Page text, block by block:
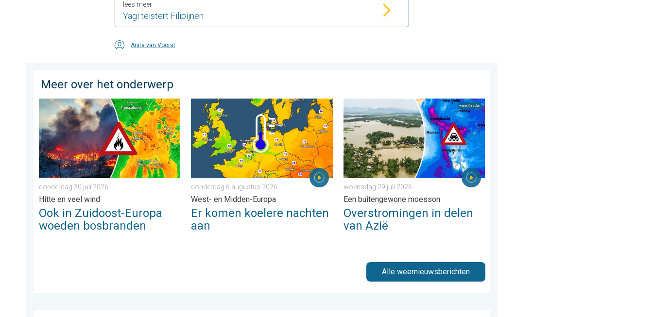
Yagi teistert Filipijnen
lees meer
Anita van Voorst
Meer over het onderwerp
Ook in Zuidoost-Europa woeden bosbranden. Hitte en veel wind. . . donderdag 30 juli 2026
donderdag 30 juli 2026
Hitte en veel wind
Ook in Zuidoost-Europa
woeden bosbranden
Er komen koelere nachten aan. West- en Midden-Europa. . . donderdag 6 augustus 2026
donderdag 6 augustus 2026
West- en Midden-Europa
Er komen koelere nachten
aan
Overstromingen in delen van Azië. Een buitengewone moesson. . . woensdag 29 juli 2026
woensdag 29 juli 2026
Een buitengewone moesson
Overstromingen in delen
van Azië
Alle weernieuwsberichten